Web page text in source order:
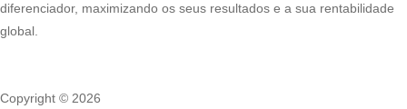
diferenciador, maximizando os seus resultados e a sua rentabilidade
global.
Copyright © 2026